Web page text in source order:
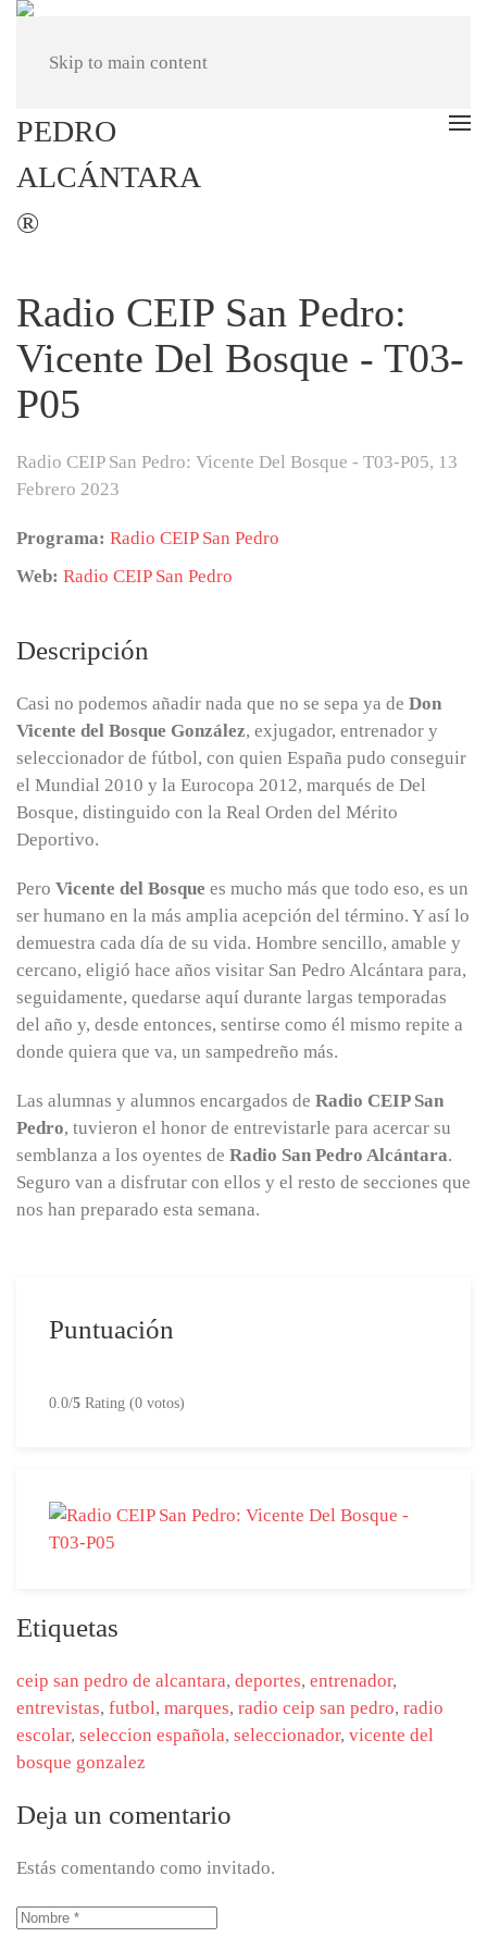
Skip to main content
Radio CEIP San Pedro:
Vicente Del Bosque - T03-
P05
Radio CEIP San Pedro: Vicente Del Bosque - T03-P05, 13
Febrero 2023
Programa: Radio CEIP San Pedro
Web: Radio CEIP San Pedro
Descripción
Casi no podemos añadir nada que no se sepa ya de Don
Vicente del Bosque González, exjugador, entrenador y
seleccionador de fútbol, con quien España pudo conseguir
el Mundial 2010 y la Eurocopa 2012, marqués de Del
Bosque, distinguido con la Real Orden del Mérito
Deportivo.
Pero Vicente del Bosque es mucho más que todo eso, es un
ser humano en la más amplia acepción del término. Y así lo
demuestra cada día de su vida. Hombre sencillo, amable y
cercano, eligió hace años visitar San Pedro Alcántara para,
seguidamente, quedarse aquí durante largas temporadas
del año y, desde entonces, sentirse como él mismo repite a
donde quiera que va, un sampedreño más.
Las alumnas y alumnos encargados de Radio CEIP San
Pedro, tuvieron el honor de entrevistarle para acercar su
semblanza a los oyentes de Radio San Pedro Alcántara.
Seguro van a disfrutar con ellos y el resto de secciones que
nos han preparado esta semana.
Puntuación
0.0/5 Rating (0 votos)
Etiquetas
ceip san pedro de alcantara, deportes, entrenador,
entrevistas, futbol, marques, radio ceip san pedro, radio
escolar, seleccion española, seleccionador, vicente del
bosque gonzalez
Deja un comentario
Estás comentando como invitado.